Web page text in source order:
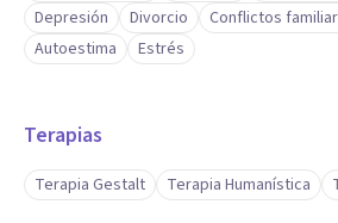
Depresión
Divorcio Conflictos
Autoestima
Estrés
Terapias
Terapia Gestalt Terapia Humanística